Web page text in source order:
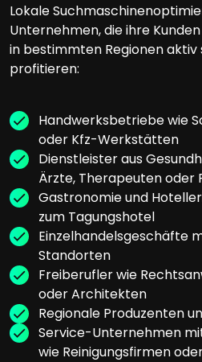
Lokale
Unternehmen, die ihre
in bestimmten Regionen aktiv
profitieren:
Handwerksbetriebe wie
oder Kfz-Werkstätten
Dienstleister aus
Ärzte, Therapeuten oder
Gastronomie und
zum Tagungshotel
Einzelhandelsgeschäfte
Standorten
Freiberufler wie
oder Architekten
Regionale Produzenten
Service-Unternehmen
wie Reinigungsfirmen